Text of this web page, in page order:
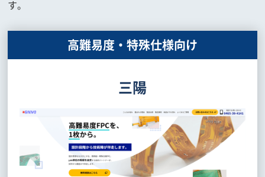
す。
高難易度・特殊仕様向け
三陽